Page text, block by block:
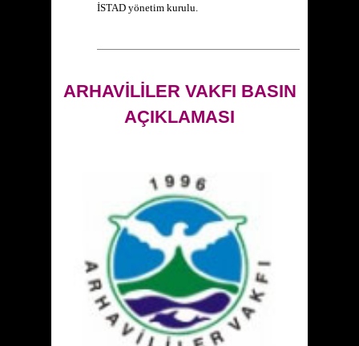
İSTAD yönetim kurulu.
ARHAVİLİLER VAKFI BASIN
AÇIKLAMASI